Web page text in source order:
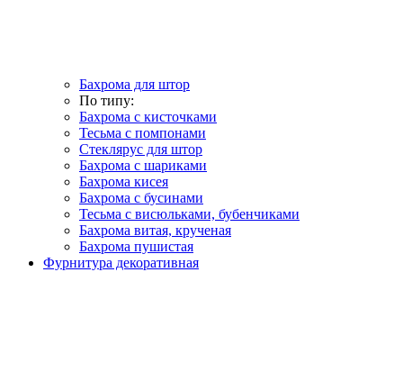
Бахрома для штор
По типу:
Бахрома с кисточками
Тесьма с помпонами
Стеклярус для штор
Бахрома с шариками
Бахрома кисея
Бахрома с бусинами
Тесьма с висюльками, бубенчиками
Бахрома витая, крученая
Бахрома пушистая
Фурнитура декоративная